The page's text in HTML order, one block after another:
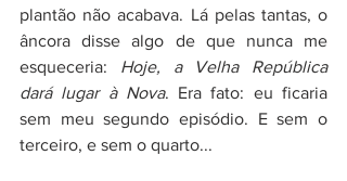
plantão não acabava. Lá pelas tantas, o
âncora disse algo de que nunca me
esqueceria: Hoje, a Velha República
dará lugar à Nova. Era fato: eu ficaria
sem meu segundo episódio. E sem o
terceiro, e sem o quarto...